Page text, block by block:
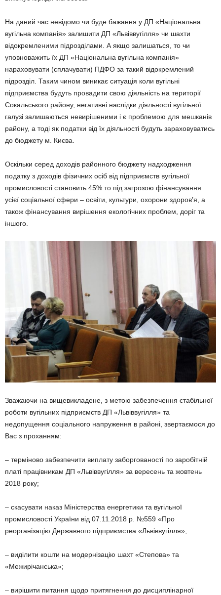
На даний час невідомо чи буде бажання у ДП «Національна
вугільна компанія» залишити ДП «Львіввугілля» чи шахти
відокремленими підрозділами. А якщо залишаться, то чи
уповноважить їх ДП «Національна вугільна компанія»
нараховувати (сплачувати) ПДФО за такий відокремлений
підрозділ. Таким чином виникає ситуація коли вугільні
підприємства будуть провадити свою діяльність на території
Сокальського району, негативні наслідки діяльності вугільної
галузі залишаються невирішеними і є проблемою для мешканів
району, а тоді як податки від їх діяльності будуть зараховуватись
до бюджету м. Києва.
Оскільки серед доходів районного бюджету надходження
податку з доходів фізичних осіб від підприємств вугільної
промисловості становить 45% то під загрозою фінансування
усієї соціальної сфери – освіти, культури, охорони здоров’я, а
також фінансування вирішення екологічних проблем, доріг та
іншого.
Зважаючи на вищевикладене, з метою забезпечення стабільної
роботи вугільних підприємств ДП «Львіввугілля» та
недопущення соціального напруження в районі, звертаємося до
Вас з проханням:
– терміново забезпечити виплату заборгованості по заробітній
платі працівникам ДП «Львіввугілля» за вересень та жовтень
2018 року;
– скасувати наказ Міністерства енергетики та вугільної
промисловості України від 07.11.2018 р. №559 «Про
реорганізацію Державного підприємства «Львіввугілля»;
– виділити кошти на модернізацію шахт «Степова» та
«Межирічанська»;
– вирішити питання щодо притягнення до дисциплінарної